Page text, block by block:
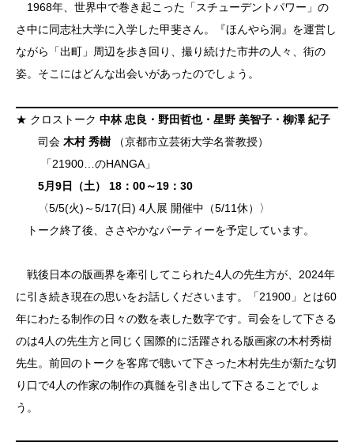
1968年、世界中で巻き起こった「スチューデントパワー」の
さ中に同志社大学に入学した甲斐さん。『ほんやら洞』を運営し
ながら「出町」周辺を歩き回り、撮り続けた市井の人々、街の
姿。そこにはどんな出会いがあったのでしょう。
★ クロストーク 中林 忠良・野田哲也・星野 美智子・柳澤 紀子
司会 木村 秀樹 （京都市立芸術大学名誉教授）
「21900…のHANGA」
5月9日（土） 18：00～19：30
〈5/5(火)～5/17(日) 4人展 開催中（5/11休）〉
トーク終了後、ささやかなパーティーを予定しています。
戦後日本の版画界を牽引してこられた4人の先生方が、2024年
に引き続き現在の思いをお話しくださいます。「21900」とは60
年にわたる制作の日々の数を表した数字です。司会をして下さる
のは4人の先生方と同じく国際的に活躍される版画家の木村秀樹
先生。前回のトークを客席で聴いて下さった木村先生が新たな切
り口で4人の作家の制作の真髄を引き出して下さることでしょ
う。